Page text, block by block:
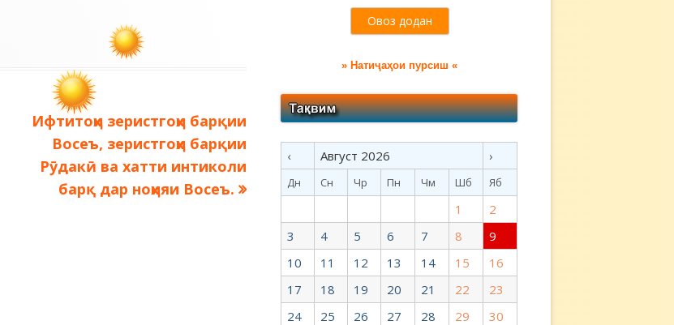
Следующая
запись:
Ифтитоҳи зеристгоҳи барқии
Восеъ, зеристгоҳи барқии
Рӯдакӣ ва хатти интиколи
барқ дар ноҳияи Восеъ.
» Натиҷаҳои пурсиш «
‹ Август 2026 ›
Дн Сн Чр Пн Чм Шб Яб
1
2
3
4 5 6 7 8
9
10
11 12 13 14 15
16
17
18 19 20 21 22
23
24
25 26 27 28 29
30